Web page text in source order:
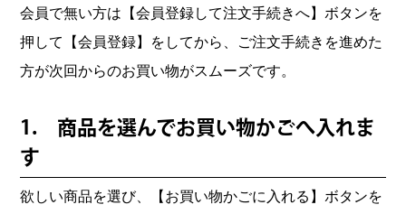
会員で無い方は【会員登録して注文手続きへ】ボタンを
押して【会員登録】をしてから、ご注文手続きを進めた
方が次回からのお買い物がスムーズです。
1. 商品を選んでお買い物かごへ入れま
す
欲しい商品を選び、【お買い物かごに入れる】ボタンを